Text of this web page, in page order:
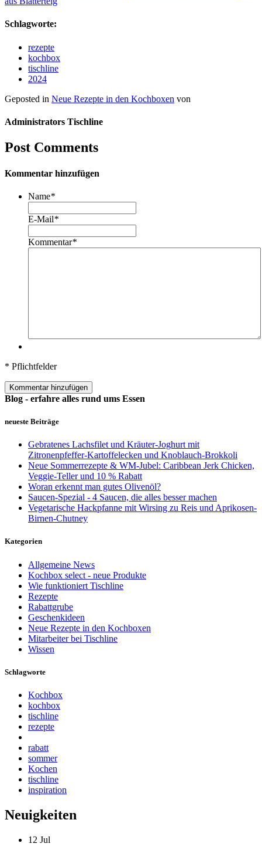
Schlagworte:
rezepte
kochbox
tischline
2024
Geposted in Neue Rezepte in den Kochboxen von
Administrators Tischline
Post Comments
Kommentar hinzufügen
Name*
E-Mail*
Kommentar*
* Pflichtfelder
Kommentar hinzufügen
Blog - erfahre alles rund ums Essen
neueste Beiträge
Gebratenes Lachsfilet und Kräuter-Joghurt mit
Zitronenpfeffer-Kartoffelecken und Knoblauch-Brokkoli
Neue Sommerrezepte & WM-Jubel: Caribbean Jerk Chicken,
Veggie-Teller und 10 % Rabatt
Woran erkennt man gutes Olivenöl?
Saucen-Spezial - 4 Saucen, die alles besser machen
Vegetarische Hackpfanne mit Wirsing zu Reis und Aprikosen-
Birnen-Chutney
Kategorien
Allgemeine News
Kochbox select - neue Produkte
Wie funktioniert Tischline
Rezepte
Rabattgrube
Geschenkideen
Neue Rezepte in den Kochboxen
Mitarbeiter bei Tischline
Wissen
Schlagworte
Kochbox
kochbox
tischline
rezepte
rabatt
sommer
Kochen
tischline
inspiration
Neuigkeiten
12 Jul